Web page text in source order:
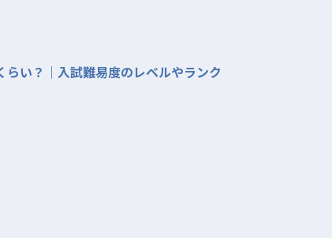
らい？｜入試難易度のレベルやランク